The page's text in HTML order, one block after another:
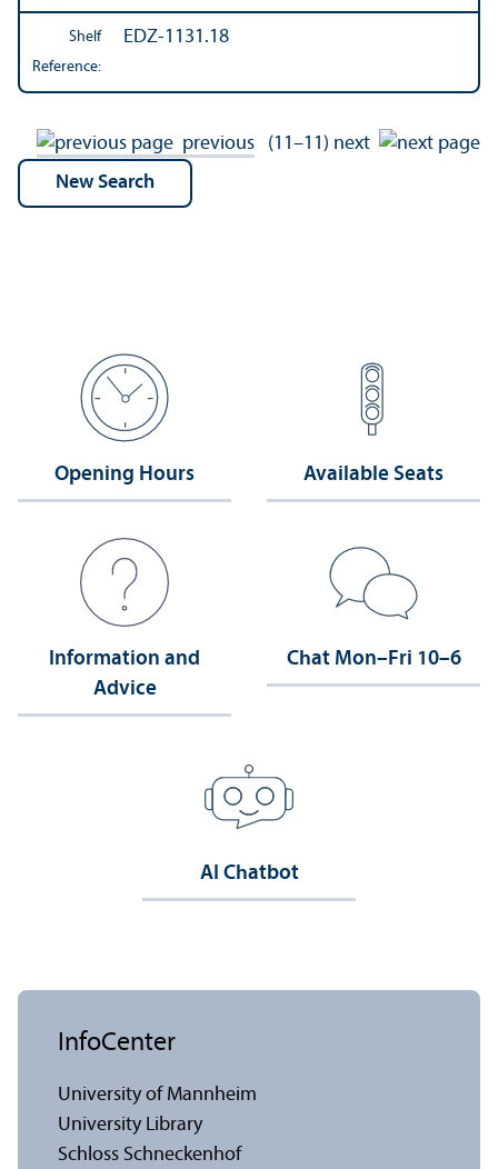
Shelf
Reference:
EDZ-1131.18
previous (11–11) next
Opening Hours Available Seats
Information and
Advice
Chat Mon–Fri 10–6
AI Chatbot
InfoCenter
University of Mannheim
University Library
Schloss Schneckenhof